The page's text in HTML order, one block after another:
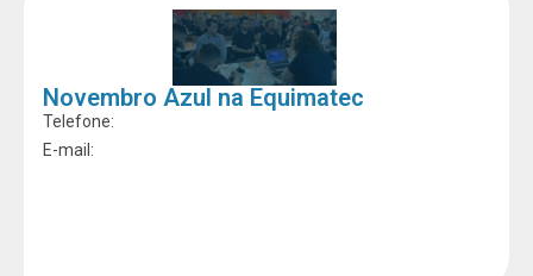
Novembro Azul na Equimatec
Telefone:
E-mail: